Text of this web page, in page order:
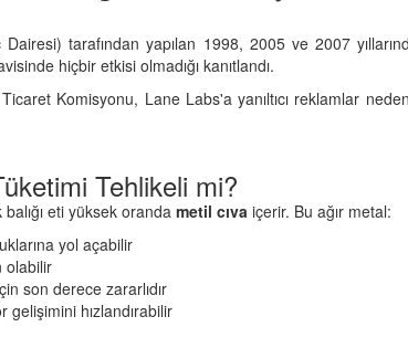
tarafından yapılan 1998, 2005 ve 2007
hiçbir etkisi olmadığı kanıtlandı.
Komisyonu, Lane Labs'a yanıltıcı reklamlar
Tehlikeli mi?
eti yüksek oranda metil cıva içerir. Bu ağır metal:
yol açabilir
olabilir
son derece zararlıdır
gelişimini hızlandırabilir
Kuryeler: Uyuşturucu
Kullanılan
Hayvanlar